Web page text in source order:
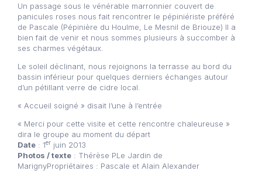
Un passage sous le vénérable marronnier couvert de
panicules roses nous fait rencontrer le pépiniériste préféré
de Pascale (Pépinière du Houlme, Le Mesnil de Briouze) Il a
bien fait de venir et nous sommes plusieurs à succomber à
ses charmes végétaux.
Le soleil déclinant, nous rejoignons la terrasse au bord du
bassin inférieur pour quelques derniers échanges autour
d’un pétillant verre de cidre local.
« Accueil soigné » disait l’une à l’entrée
« Merci pour cette visite et cette rencontre chaleureuse »
dira le groupe au moment du départ
Date : 1er juin 2013
Photos / texte : Thérèse PLe Jardin de
MarignyPropriétaires : Pascale et Alain Alexander